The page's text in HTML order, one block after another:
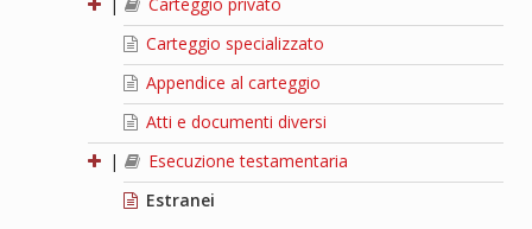
Carteggio specializzato
Appendice al carteggio
Atti e documenti diversi
|
Esecuzione testamentaria
Estranei